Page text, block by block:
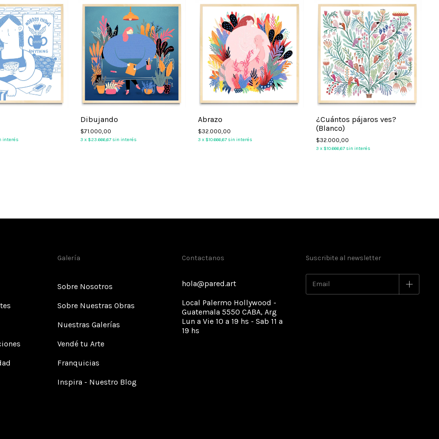
interés
Dibujando
$71.000,00
3 x $23.666,67 sin interés
Abrazo
$32.000,00
3 x $10.666,67 sin interés
¿Cuántos pájaros ves?
(Blanco)
$32.000,00
3 x $10.666,67 sin interés
Galería
Sobre Nosotros
Sobre Nuestras Obras
Nuestras Galerías
Vendé tu Arte
Franquicias
Inspira - Nuestro Blog
Contactanos
hola@pared.art
Local Palermo Hollywood -
Guatemala 5550 CABA, Arg
Lun a Vie 10 a 19 hs - Sab 11 a
19 hs
Suscribite al newsletter